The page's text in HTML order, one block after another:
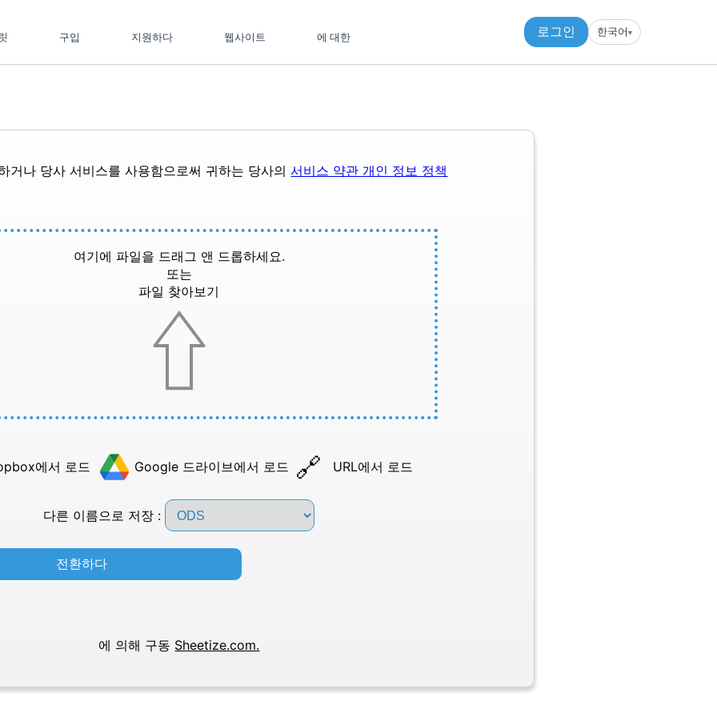
구입 지원하다 웹사이트 에 대한 로그인 한국어▾︎
거나 당사 서비스를 사용함으로써 귀하는 당사의서비스 약관개인 정보 정책
여기에 파일을 드래그 앤 드롭하세요.
또는
파일 찾아보기
에서 로드 Google 드라이브에서 로드 URL에서 로드
다른 이름으로 저장 :
전환하다
에 의해 구동 Sheetize.com.